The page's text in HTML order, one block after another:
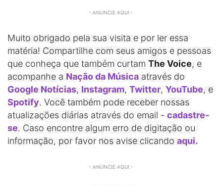
- ANUNCIE AQUI -
Muito obrigado pela sua visita e por ler essa
matéria! Compartilhe com seus amigos e pessoas
que conheça que também curtam The Voice, e
acompanhe a Nação da Música através do
Google Notícias, Instagram, Twitter, YouTube, e
Spotify. Você também pode receber nossas
atualizações diárias através do email - cadastre-
se. Caso encontre algum erro de digitação ou
informação, por favor nos avise clicando aqui.
- ANUNCIE AQUI -